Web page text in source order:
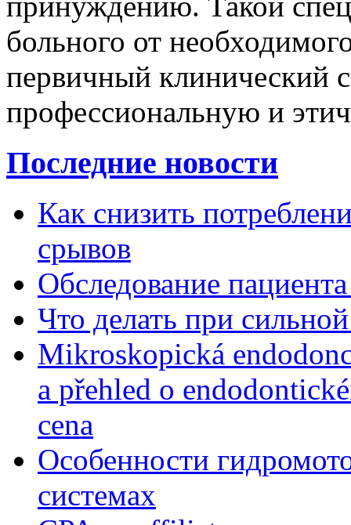
больного от
первичный клинический
профессиональную и
Последние новости
Как снизить
срывов
Обследование
Что делать при
Mikroskopická
a přehled o
cena
Особенности
системах